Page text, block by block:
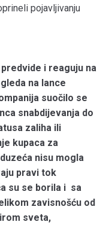
pojavljivanju
i reaguju na
na lance
suočilo se
snabdijevanja do
zaliha ili
kupaca za
nisu mogla
pravi tok
su se borila i sa
zavisnošću od
sveta,